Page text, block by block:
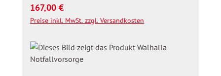
Regulärer Preis:
167,00 €
Preise inkl. MwSt. zzgl. Versandkosten